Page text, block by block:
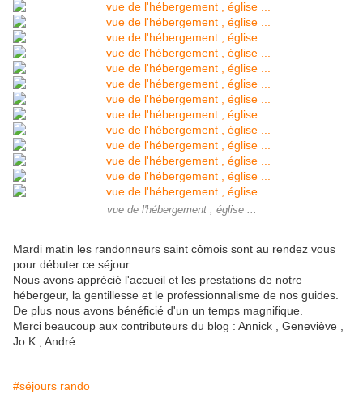
vue de l'hébergement , église ...
Mardi matin les randonneurs saint cômois sont au rendez vous
pour débuter ce séjour .
Nous avons apprécié l'accueil et les prestations de notre
hébergeur, la gentillesse et le professionnalisme de nos guides.
De plus nous avons bénéficié d'un un temps magnifique.
Merci beaucoup aux contributeurs du blog : Annick , Geneviève ,
Jo K , André
#séjours rando